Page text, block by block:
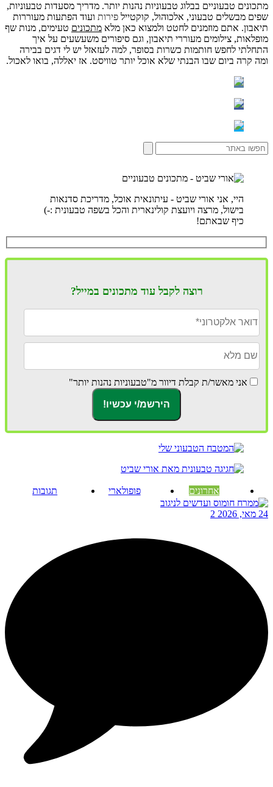
מתכונים טבעוניים בבלוג טבעוניות נהנות יותר. מדריך מסעדות טבעוניות,
שפים מבשלים טבעוני, אלכוהול, קוקטייל פירות ועוד הפתעות מעוררות
תיאבון. אתם מוזמנים לחטט ולמצוא כאן מלא מתכונים טעימים, מנות שף
מופלאות, צילומים מעוררי תיאבון, וגם סיפורים משעשעים על איך
התחלתי לחפש חותמות כשרות בסופר, למה לעזאזל יש לי דגים בבירה
ומה קרה ביום שבו הבנתי שלא אוכל יותר טוויסט. אז יאללה, בואו לאכול.
היי, אני אורי שביט - עיתונאית אוכל, מדריכת סדנאות
בישול, מרצה ויועצת קולינארית והכל בשפה טבעונית :-)
כיף שבאתם!
רוצה לקבל עוד מתכונים במייל?
אני מאשר/ת קבלת דיוור מ"טבעוניות נהנות יותר"
אחרונים פופולארי תגובות
24 מאי, 2026 2